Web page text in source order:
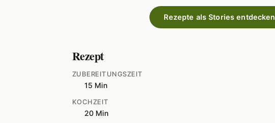
Rezepte als Stories entdecken
Rezept
ZUBEREITUNGSZEIT
15 Min
KOCHZEIT
20 Min